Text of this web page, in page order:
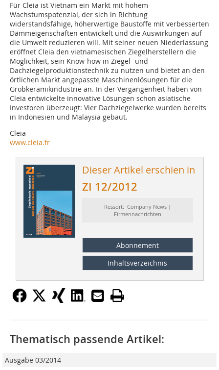
Für Cleia ist Vietnam ein Markt mit hohem
Wachstumspotenzial, der sich in Richtung
widerstandsfähige, höherwertige Baustoffe mit verbesserten
Dämmeigenschaften entwickelt und die Auswirkungen auf
die Umwelt reduzieren will. Mit seiner neuen Niederlassung
eröffnet Cleia den vietnamesischen Ziegelherstellern die
Möglichkeit, sein Know-how in Ziegel- und
Dachziegelproduktionstechnik zu nutzen und bietet an den
örtlichen Markt angepasste Maschinenlösungen für die
Grobkeramikindustrie an. In der Vergangenheit haben von
Cleia entwickelte innovative Lösungen schon asiatische
Investoren überzeugt: Vier Dachziegelwerke wurden bereits
in Indonesien und Malaysia gebaut.
Cleia
www.cleia.fr
Dieser Artikel erschien in
ZI 12/2012
Ressort: Company News |
Firmennachrichten
Abonnement
Inhaltsverzeichnis
Thematisch passende Artikel:
Ausgabe 03/2014